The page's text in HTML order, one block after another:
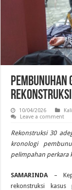
10/04/2026
Leave a comment
Rekonstruksi 30
kronologi
pelimpahan perkara
SAMARINDA –
rekonstruksi kasus